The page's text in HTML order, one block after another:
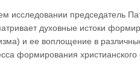
исследовании председатель
духовные истоки
и ее воплощение в
формирования